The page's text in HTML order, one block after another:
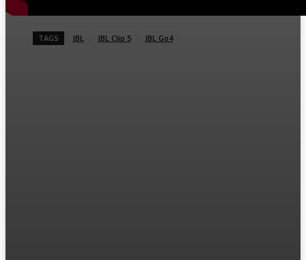
TAGS JBL JBL Clip 5 JBL Go4